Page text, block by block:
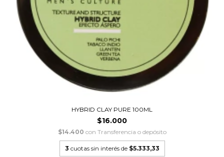
HYBRID CLAY PURE 100ML
$16.000
$14.400 con Transferencia o depósito
3 cuotas sin interés de $5.333,33